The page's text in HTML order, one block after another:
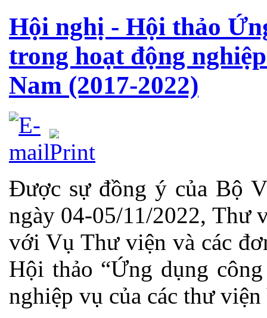
Hội nghị - Hội thảo
trong hoạt động
Nam (2017-2022)
Được sự đồng ý của Bộ
ngày 04-05/11/2022, Thư
với Vụ Thư viện và các
Hội thảo “Ứng dụng
nghiệp vụ của các thư